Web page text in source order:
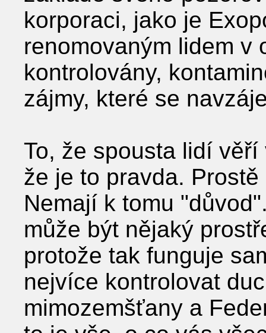
korporaci, jako je
renomovaným lidem v
kontrolovány,
zájmy, které se
To, že spousta lidí
že je to pravda.
Nemají k tomu
může být nějaký
protože tak funguje
nejvíce kontrolovat
mimozemšťany a